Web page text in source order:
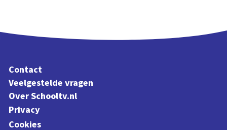
Contact
Veelgestelde vragen
Over Schooltv.nl
Privacy
Cookies